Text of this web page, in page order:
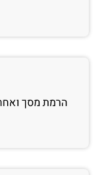
הרמת מסך